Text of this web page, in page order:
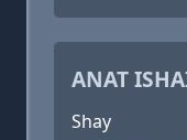
ANAT
Shay